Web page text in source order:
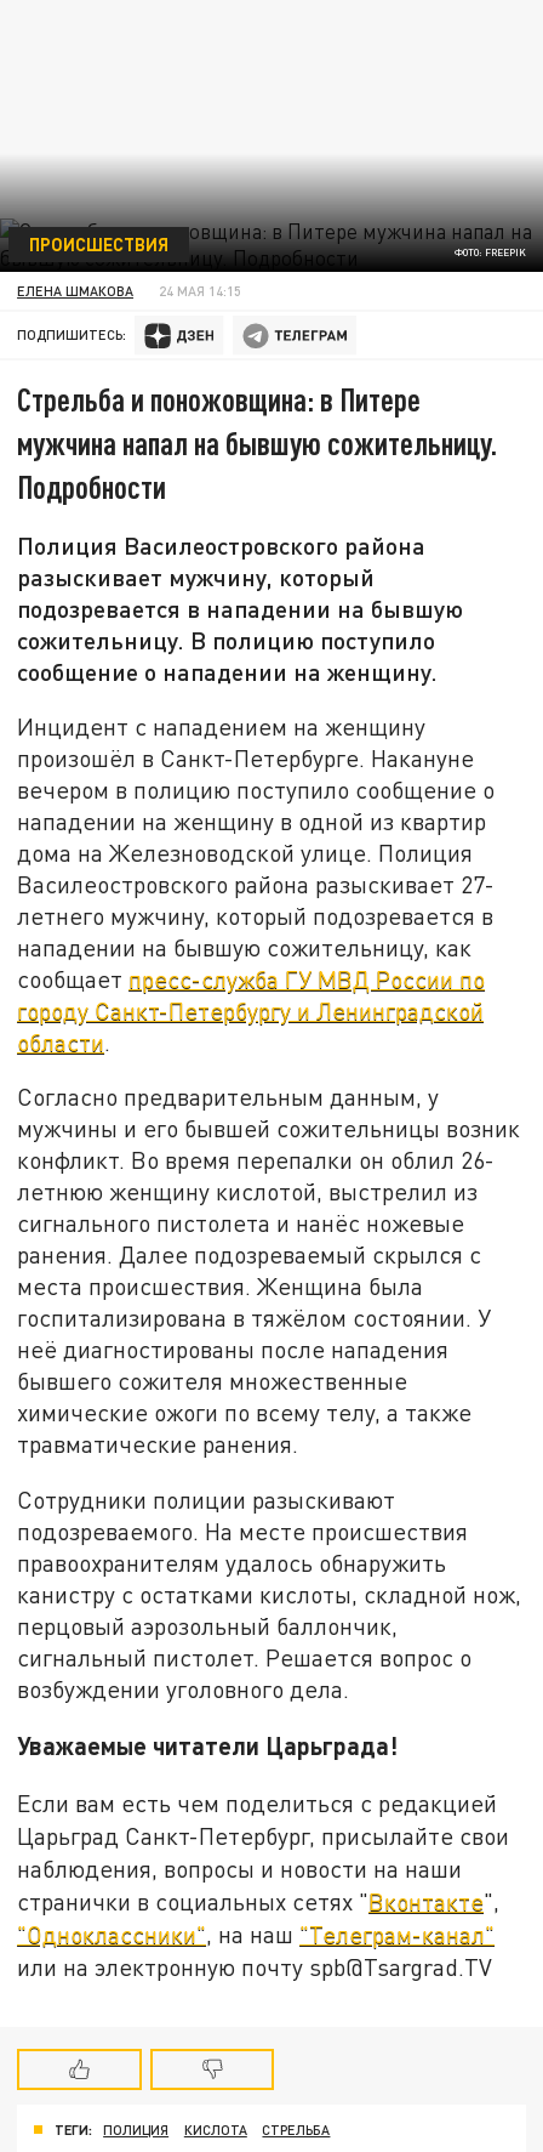
ФОТО: FREEPIK
ПРОИСШЕСТВИЯ
ЕЛЕНА ШМАКОВА 24 МАЯ 14:15
ПОДПИШИТЕСЬ:
Стрельба и поножовщина: в Питере
мужчина напал на бывшую сожительницу.
Подробности
Полиция Василеостровского района
разыскивает мужчину, который
подозревается в нападении на бывшую
сожительницу. В полицию поступило
сообщение о нападении на женщину.
Инцидент с нападением на женщину
произошёл в Санкт-Петербурге. Накануне
вечером в полицию поступило сообщение о
нападении на женщину в одной из квартир
дома на Железноводской улице. Полиция
Василеостровского района разыскивает 27-
летнего мужчину, который подозревается в
нападении на бывшую сожительницу, как
сообщает пресс-служба ГУ МВД России по
городу Санкт-Петербургу и Ленинградской
области.
Согласно предварительным данным, у
мужчины и его бывшей сожительницы возник
конфликт. Во время перепалки он облил 26-
летнюю женщину кислотой, выстрелил из
сигнального пистолета и нанёс ножевые
ранения. Далее подозреваемый скрылся с
места происшествия. Женщина была
госпитализирована в тяжёлом состоянии. У
неё диагностированы после нападения
бывшего сожителя множественные
химические ожоги по всему телу, а также
травматические ранения.
Сотрудники полиции разыскивают
подозреваемого. На месте происшествия
правоохранителям удалось обнаружить
канистру с остатками кислоты, складной нож,
перцовый аэрозольный баллончик,
сигнальный пистолет. Решается вопрос о
возбуждении уголовного дела.
Уважаемые читатели Царьграда!
Если вам есть чем поделиться с редакцией
Царьград Санкт-Петербург, присылайте свои
наблюдения, вопросы и новости на наши
странички в социальных сетях "Вконтакте",
"Одноклассники" , на наш "Телеграм-канал"
или на электронную почту spb@Tsargrad.TV
ТЕГИ: ПОЛИЦИЯ КИСЛОТА СТРЕЛЬБА